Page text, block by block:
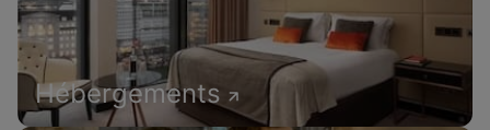
Hébergements